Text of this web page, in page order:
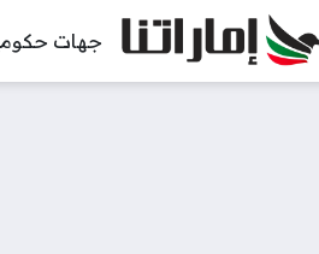
جهات